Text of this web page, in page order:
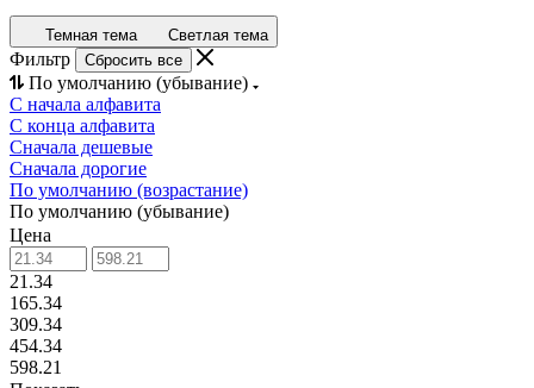
Темная тема Светлая тема
Фильтр Сбросить все
По умолчанию (убывание)
С начала алфавита
С конца алфавита
Сначала дешевые
Сначала дорогие
По умолчанию (возрастание)
По умолчанию (убывание)
Цена
21.34
165.34
309.34
454.34
598.21